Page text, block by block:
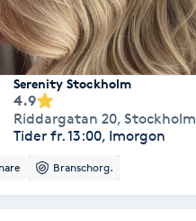
glasfiber
silke
Serenity Stockholm
4.9
Riddargatan 20, Stockholm
Tider fr. 13:00, Imorgon
Branschorg.